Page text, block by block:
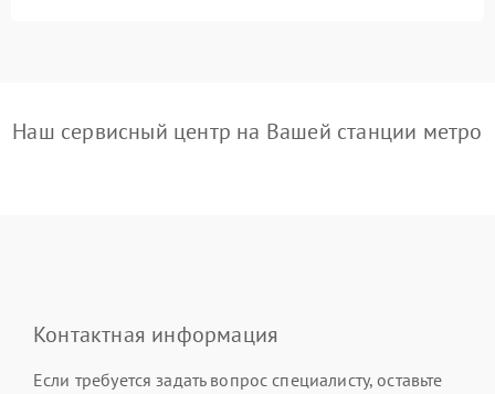
Наш сервисный центр на Вашей станции метро
Контактная информация
Если требуется задать вопрос специалисту, оставьте